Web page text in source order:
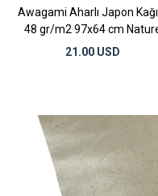
Awagami Aharlı Japon
48 gr/m2 97x64 cm
Straw
21.00 USD